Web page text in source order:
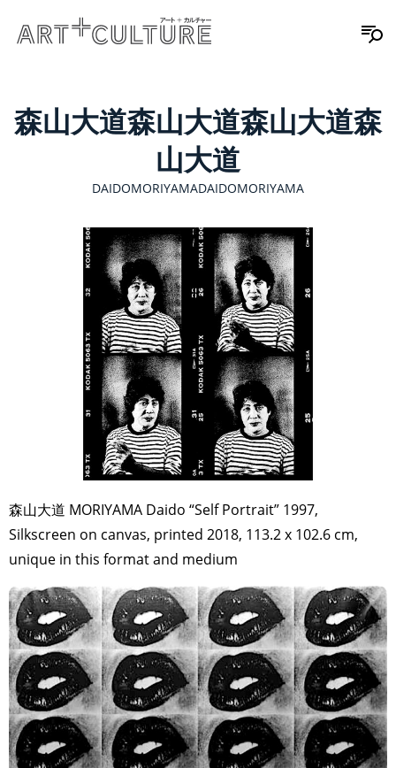
森山大道森山大道森山大道森
山大道
DAIDOMORIYAMADAIDOMORIYAMA
森山大道 MORIYAMA Daido “Self Portrait” 1997,
Silkscreen on canvas, printed 2018, 113.2 x 102.6 cm,
unique in this format and medium